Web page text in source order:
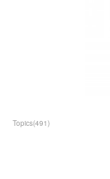
Topics(491)